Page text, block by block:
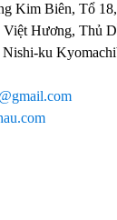
Kim Biên, Tổ
Hương, Thủ
Nishi-ku